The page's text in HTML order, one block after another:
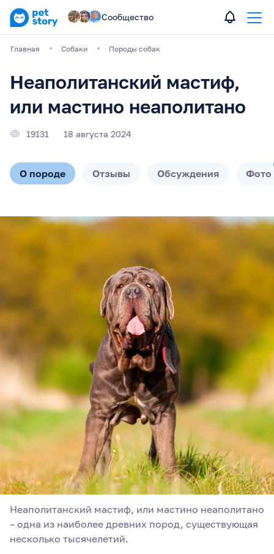
Сообщество
Главная Собаки Породы собак
Неаполитанский мастиф,
или мастино неаполитано
19131 18 августа 2024
О породе Отзывы Обсуждения Фото
Неаполитанский мастиф, или мастино неаполитано
– одна из наиболее древних пород, существующая
несколько тысячелетий.